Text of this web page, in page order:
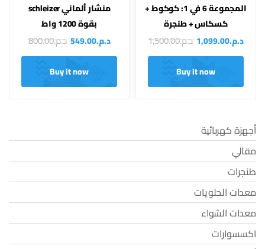
المجموعة 6 في 1: كوكوط +
كسكاس + طنجرة
د.م.1,099.00 د.م.1,500.00
Buy it now
منشار ألماني schleizer
بقوة 1200 واط
د.م.549.00 د.م.800.00
Buy it now
أجهزة كهربائية
مقالي
طنجرات
معدات الحلويات
معدات الشواء
اكسسوارات